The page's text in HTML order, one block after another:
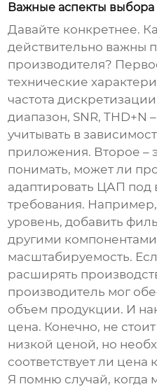
Важные аспекты выбора
Давайте конкретнее.
действительно важны
производителя?
технические
частота
диапазон, SNR, THD+N
учитывать в
приложения. Второе –
понимать, может ли
адаптировать ЦАП под
требования.
уровень, добавить
другими
масштабируемость.
расширять
производитель мог
объем продукции. И
цена. Конечно, не
низкой ценой, но
соответствует ли цена
Я помню случай, когда